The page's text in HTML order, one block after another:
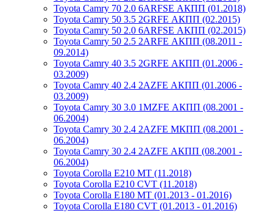
Toyota Camry 70 2.0 6ARFSE АКПП (01.2018)
Toyota Camry 50 3.5 2GRFE АКПП (02.2015)
Toyota Camry 50 2.0 6ARFSE АКПП (02.2015)
Toyota Camry 50 2.5 2ARFE АКПП (08.2011 -
09.2014)
Toyota Camry 40 3.5 2GRFE АКПП (01.2006 -
03.2009)
Toyota Camry 40 2.4 2AZFE АКПП (01.2006 -
03.2009)
Toyota Camry 30 3.0 1MZFE АКПП (08.2001 -
06.2004)
Toyota Camry 30 2.4 2AZFE МКПП (08.2001 -
06.2004)
Toyota Camry 30 2.4 2AZFE АКПП (08.2001 -
06.2004)
Toyota Corolla E210 MT (11.2018)
Toyota Corolla E210 CVT (11.2018)
Toyota Corolla E180 MT (01.2013 - 01.2016)
Toyota Corolla E180 CVT (01.2013 - 01.2016)